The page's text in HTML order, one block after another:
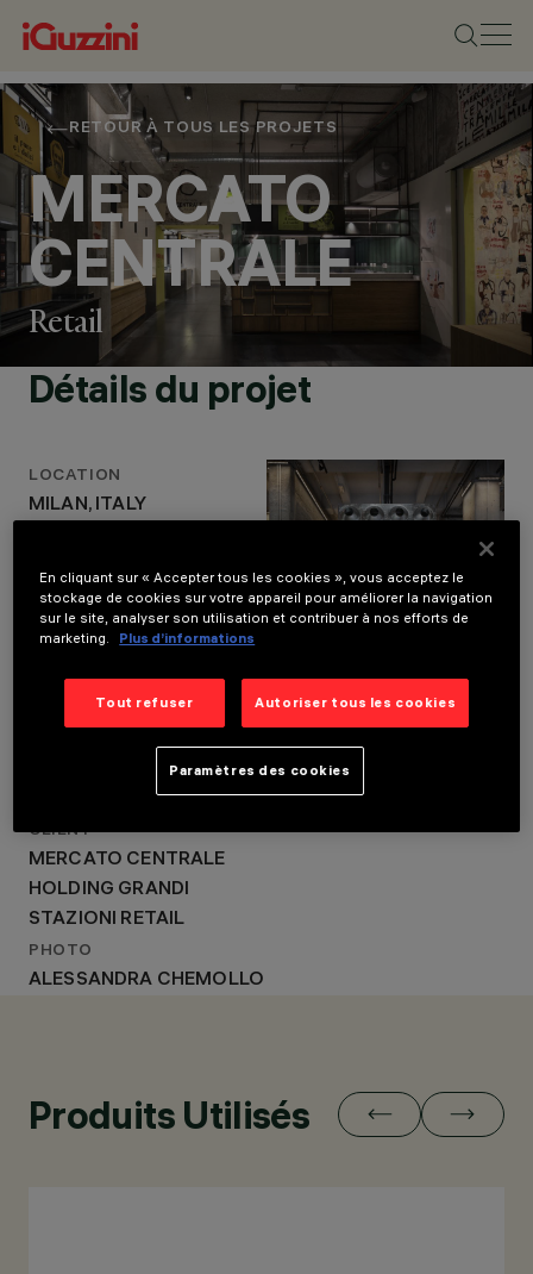
RETOUR À TOUS LES PROJETS
MERCATO
CENTRALE
Retail
EMPLACEMENT
2020
CONCEPTION
ARCHITECTURALE
CONCEPTION
D’ÉCLAIRAGE
TA ARCHITETTURA-
Détails du projet
LOCATION
MILAN, ITALY
CONCEPTION
ARCHITECTURALE
ALBERTO TORSELLO
TA ARCHITETTURA-
ALBERTO TORSELLO
CLIENT
MERCATO CENTRALE
HOLDING GRANDI
STAZIONI RETAIL
PHOTO
ALESSANDRA CHEMOLLO
Produits Utilisés
En cliquant sur « Accepter tous les cookies », vous acceptez le
stockage de cookies sur votre appareil pour améliorer la navigation
sur le site, analyser son utilisation et contribuer à nos efforts de
marketing.
Plus d’informations
Tout refuser Autoriser tous les cookies
Paramètres des cookies